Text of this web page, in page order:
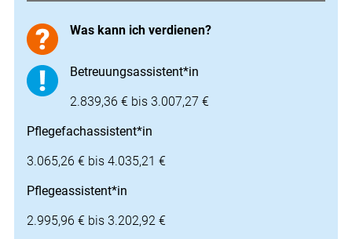
Was kann ich verdienen?
Betreuungsassistent*in
2.839,36 € bis 3.007,27 €
Pflegefachassistent*in
3.065,26 € bis 4.035,21 €
Pflegeassistent*in
2.995,96 € bis 3.202,92 €